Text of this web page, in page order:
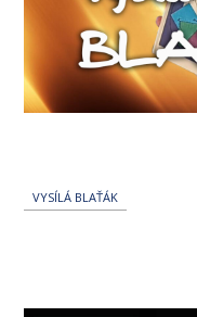
VYSÍLÁ BLAŤÁK